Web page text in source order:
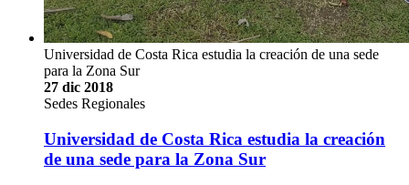
Universidad de Costa Rica estudia la creación de una sede
para la Zona Sur
27 dic 2018
Sedes Regionales
Universidad de Costa Rica estudia la creación
de una sede para la Zona Sur